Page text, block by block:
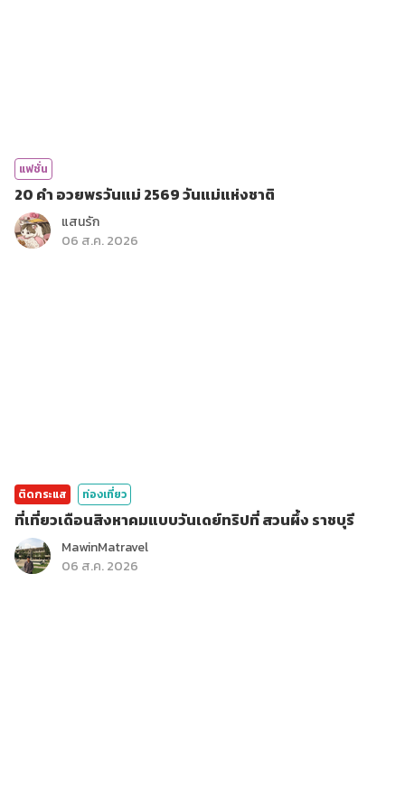
แฟชั่น
20 คำ อวยพรวันแม่ 2569 วันแม่แห่งชาติ
แสนรัก
06 ส.ค. 2026
ติดกระแส ท่องเที่ยว
ที่เที่ยวเดือนสิงหาคมแบบวันเดย์ทริปที่ สวนผึ้ง ราชบุรี
MawinMatravel
06 ส.ค. 2026